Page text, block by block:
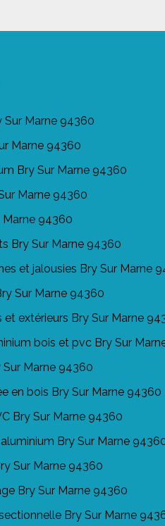
Sur Marne 94360
Marne 94360
Bry Sur Marne 94360
Marne 94360
Marne 94360
Bry Sur Marne 94360
et jalousies Bry Sur Marne
Sur Marne 94360
et extérieurs Bry Sur Marne
bois et pvc Bry Sur
Marne 94360
en bois Bry Sur Marne 94360
Bry Sur Marne 94360
Bry Sur Marne
Sur Marne 94360
Bry Sur Marne 94360
Bry Sur Marne